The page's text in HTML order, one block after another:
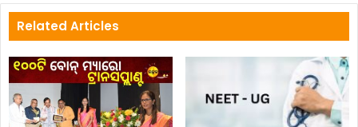
ଦଳର ଖେଳାଳିଙ୍କ ନାଁ ସୂଚୀ ମଧ୍ୟ ବିସିସିଆଇ ପ୍ରକାଶ କରିସାରିଛି।
ସୁପରନୋଭାସ୍‌- ହରନପ୍ରୀତ କୌର, ଜେମିମାହ ରୋଡିଗ୍ଜ, ଚମାରି ଆଟାପାଟୁ,
ପ୍ରିୟା ପୁନିଆ, ଅନୁଜା ପାଟିଲ, ରାଧା ଯାଦବ, ତାନିୟା ଭାଟିଆ(ଉ.କି), ଶଶିକଳା
ଶିରିଓ୍ବାଡେନେ, ପୁନମ ଯାଦବ, ଶକିରା ସେଲମନ,ଅରୁନ୍ଧତୀ ରେଡ୍ଡୀ, ପୁଜା
ବସ୍ତ୍ରକର, ଆୟୁସୀ ସୋନି, ଆୟାବୋଙ୍ଗା ଖାକା, ମୁସ୍କାନ ମଲିକ
Related Articles